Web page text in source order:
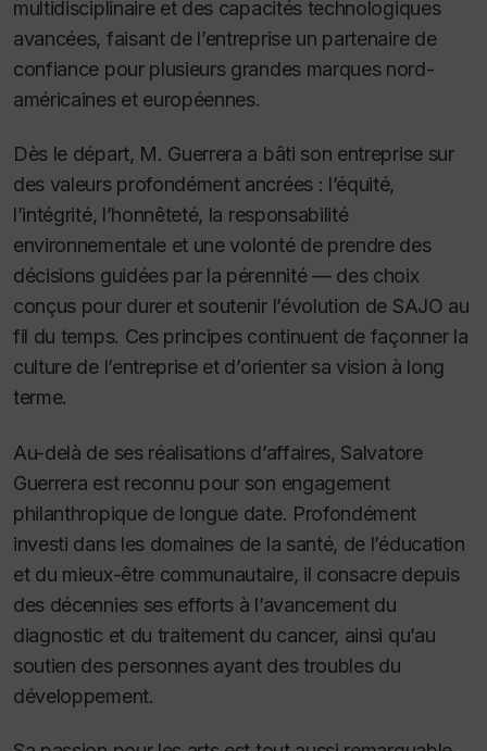
multidisciplinaire et des capacités technologiques
avancées, faisant de l’entreprise un partenaire de
confiance pour plusieurs grandes marques nord-
américaines et européennes.
Dès le départ, M. Guerrera a bâti son entreprise sur
des valeurs profondément ancrées : l’équité,
l’intégrité, l’honnêteté, la responsabilité
environnementale et une volonté de prendre des
décisions guidées par la pérennité — des choix
conçus pour durer et soutenir l’évolution de SAJO au
fil du temps. Ces principes continuent de façonner la
culture de l’entreprise et d’orienter sa vision à long
terme.
Au-delà de ses réalisations d’affaires, Salvatore
Guerrera est reconnu pour son engagement
philanthropique de longue date. Profondément
investi dans les domaines de la santé, de l’éducation
et du mieux-être communautaire, il consacre depuis
des décennies ses efforts à l’avancement du
diagnostic et du traitement du cancer, ainsi qu’au
soutien des personnes ayant des troubles du
développement.